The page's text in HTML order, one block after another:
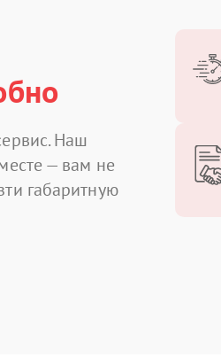
Наш
— вам не
габаритную